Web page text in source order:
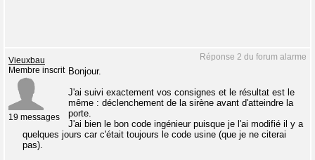
Réponse 2 du forum alarme
Vieuxbau
Membre inscrit
19 messages
Bonjour.
J'ai suivi exactement vos consignes et le résultat est le
même : déclenchement de la sirène avant d'atteindre la
porte.
J'ai bien le bon code ingénieur puisque je l'ai modifié il y a
quelques jours car c'était toujours le code usine (que je ne citerai
pas).